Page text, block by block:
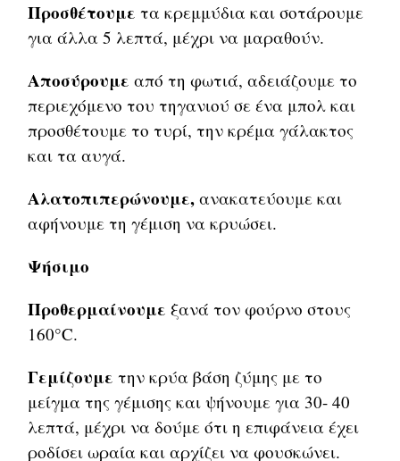
Προσθέτουμε τα κρεμμύδια και σοτάρουμε
για άλλα 5 λεπτά, μέχρι να μαραθούν.
Αποσύρουμε από τη φωτιά, αδειάζουμε το
περιεχόμενο του τηγανιού σε ένα μπολ και
προσθέτουμε το τυρί, την κρέμα γάλακτος
και τα αυγά.
Αλατοπιπερώνουμε, ανακατεύουμε και
αφήνουμε τη γέμιση να κρυώσει.
Ψήσιμο
Προθερμαίνουμε ξανά τον φούρνο στους
160°C.
Γεμίζουμε την κρύα βάση ζύμης με το
μείγμα της γέμισης και ψήνουμε για 30- 40
λεπτά, μέχρι να δούμε ότι η επιφάνεια έχει
ροδίσει ωραία και αρχίζει να φουσκώνει.